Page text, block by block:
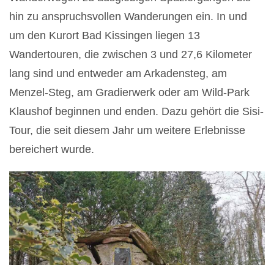
hin zu anspruchsvollen Wanderungen ein. In und
um den Kurort Bad Kissingen liegen 13
Wandertouren, die zwischen 3 und 27,6 Kilometer
lang sind und entweder am Arkadensteg, am
Menzel-Steg, am Gradierwerk oder am Wild-Park
Klaushof beginnen und enden. Dazu gehört die Sisi-
Tour, die seit diesem Jahr um weitere Erlebnisse
bereichert wurde.